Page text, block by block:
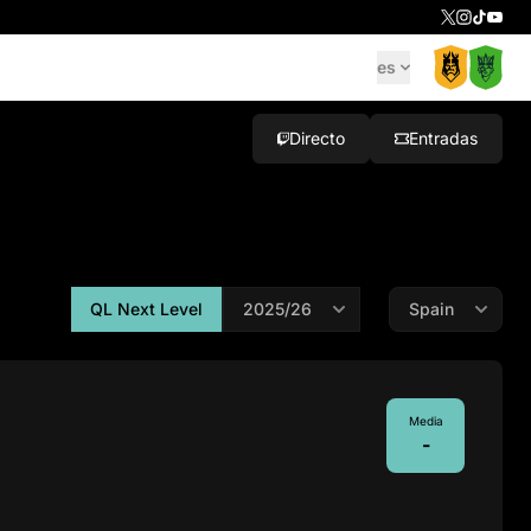
es
Directo Entradas
QL Next Level
Media
-